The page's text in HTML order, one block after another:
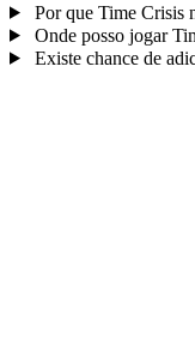
Por que Time Crisis
Onde posso jogar
Existe chance de